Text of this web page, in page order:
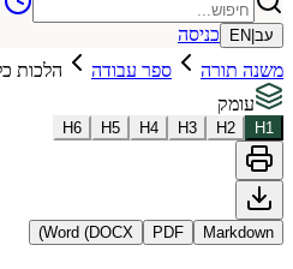
כניסה
ספר עבודה
הלכות כלי המקדש
H3
H4
H5
H6
PDF
Word (DOCX)